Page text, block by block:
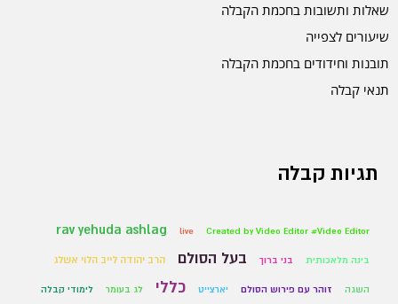
שאלות ותשובות בחכמת הקבלה
שיעורים לצפייה
תובנות וחידודים בחכמת הקבלה
תנאי קבלה
תגיות קבלה
Created by Video Editor #Video Editor
live
rav yehuda ashlag
בינה מלאכותית בני ברוך בעל הסולם הרב יהודה לייב הלוי אשלג
השגה זוהר עם פירוש הסולם יארצייט כללי לג בעומר לימודי קבלה